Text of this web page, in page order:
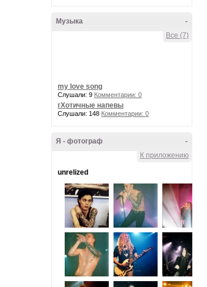
-
Музыка
Все (7)
my love song
Слушали: 9 Комментарии: 0
гХотичные напевы
Слушали: 148 Комментарии: 0
-
Я - фотограф
К приложению
unrelized